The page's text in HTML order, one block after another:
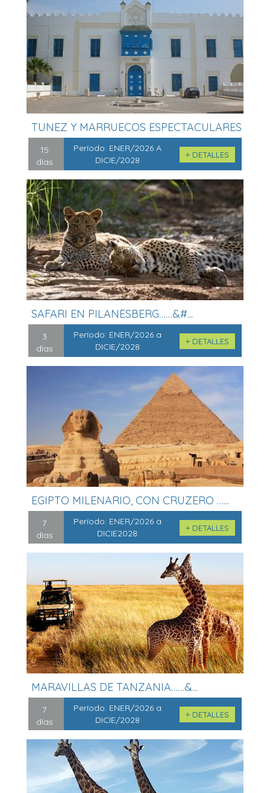
TUNEZ Y MARRUECOS ESPECTACULARES
15 D...
15
días
Período: ENER/2026 A
DICIE/2028
+ DETALLES
SAFARI EN PILANESBERG……&#...
3
días
Período: ENER/2026 a
DICIE/2028
+ DETALLES
EGIPTO MILENARIO, CON CRUZERO …...
7
días
Período: ENER/2026 a
DICIE2028
+ DETALLES
MARAVILLAS DE TANZANIA……&...
7
días
Período: ENER/2026 a
DICIE/2028
+ DETALLES